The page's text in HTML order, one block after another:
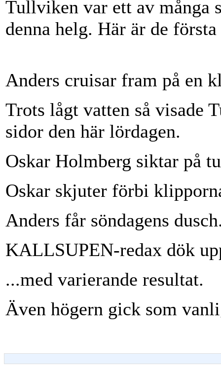
Tullviken var ett av många
denna helg. Här är de
Anders cruisar fram på en
Trots lågt vatten så visade
sidor den här lördagen.
Oskar Holmberg siktar på
Oskar skjuter förbi
Anders får söndagens
KALLSUPEN-redax dök
...med varierande resultat.
Även högern gick som